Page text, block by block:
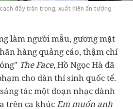
đầy trân trọng, xuất hiện ấn tượng
làm người mẫu, gương mặt
hàng quảng cáo, thậm chí
The Face, Hồ Ngọc Hà đã
cho dàn thí sinh quốc tế.
tác một đoạn nhạc dành
trên ca khúcEm muốn anh